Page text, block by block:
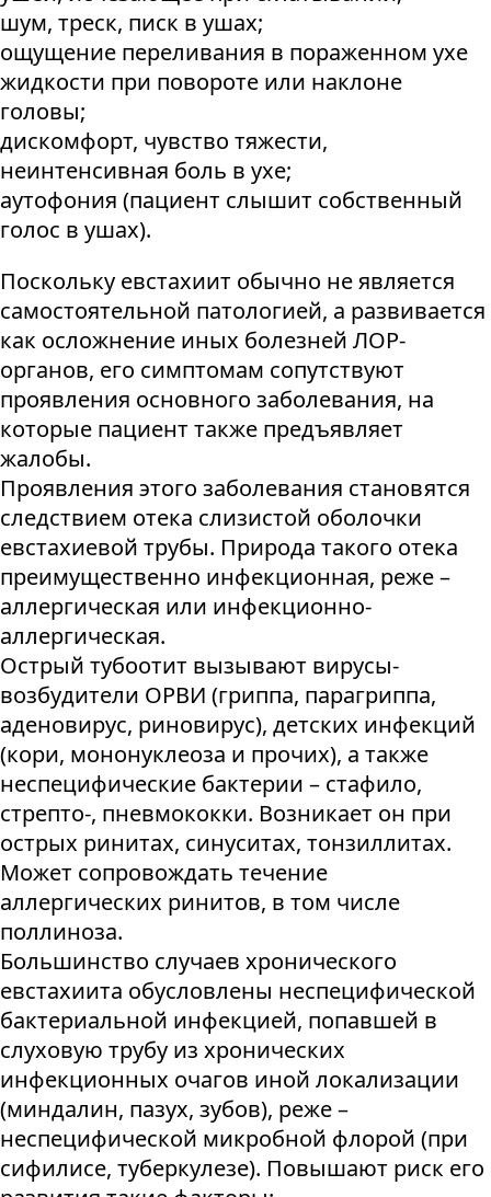
шум, треск, писк в ушах;
ощущение переливания в пораженном ухе
жидкости при повороте или наклоне
головы;
дискомфорт, чувство тяжести,
неинтенсивная боль в ухе;
аутофония (пациент слышит собственный
голос в ушах).
Поскольку евстахиит обычно не является
самостоятельной патологией, а развивается
как осложнение иных болезней ЛОР-
органов, его симптомам сопутствуют
проявления основного заболевания, на
которые пациент также предъявляет
жалобы.
Проявления этого заболевания становятся
следствием отека слизистой оболочки
евстахиевой трубы. Природа такого отека
преимущественно инфекционная, реже –
аллергическая или инфекционно-
аллергическая.
Острый тубоотит вызывают вирусы-
возбудители ОРВИ (гриппа, парагриппа,
аденовирус, риновирус), детских инфекций
(кори, мононуклеоза и прочих), а также
неспецифические бактерии – стафило,
стрепто-, пневмококки. Возникает он при
острых ринитах, синуситах, тонзиллитах.
Может сопровождать течение
аллергических ринитов, в том числе
поллиноза.
Большинство случаев хронического
евстахиита обусловлены неспецифической
бактериальной инфекцией, попавшей в
слуховую трубу из хронических
инфекционных очагов иной локализации
(миндалин, пазух, зубов), реже –
неспецифической микробной флорой (при
сифилисе, туберкулезе). Повышают риск его